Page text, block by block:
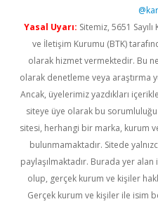
Yasal Uyarı: Sitemiz, 5651
ve İletişim Kurumu (BTK)
olarak hizmet vermektedir. Bu
olarak denetleme veya araştırma
Ancak, üyelerimiz yazdıkları
siteye üye olarak bu
sitesi, herhangi bir marka, kurum
bulunmamaktadır. Sitede
paylaşılmaktadır. Burada yer
olup, gerçek kurum ve kişiler
Gerçek kurum ve kişiler ile isim